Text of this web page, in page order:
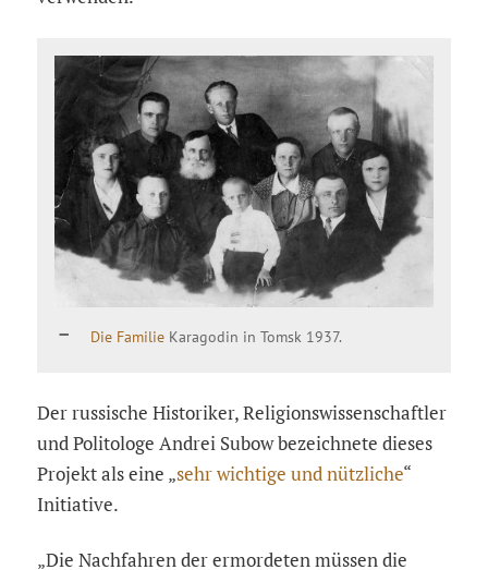
Die Familie Karagodin in Tomsk 1937.
Der russische Historiker, Religionswissenschaftler
und Politologe Andrei Subow bezeichnete dieses
Projekt als eine „sehr wichtige und nützliche“
Initiative.
„Die Nachfahren der ermordeten müssen die